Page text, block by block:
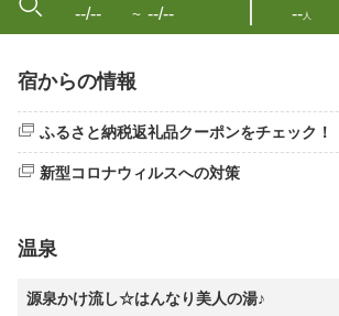
--/-- 〜 --/-- --人
宿からの情報
ふるさと納税返礼品クーポンをチェック！​
新型コロナウィルスへの対策
温泉
源泉かけ流し☆はんなり美人の湯♪